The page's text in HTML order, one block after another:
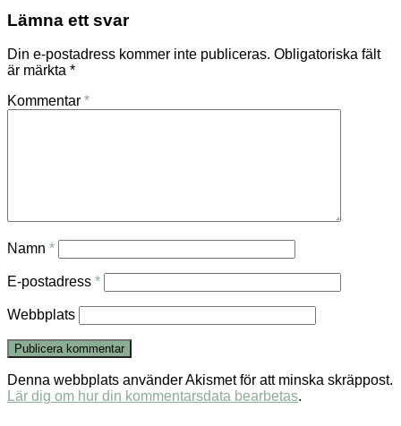
Lämna ett svar
Din e-postadress kommer inte publiceras. Obligatoriska fält
är märkta *
Kommentar *
Namn *
E-postadress *
Webbplats
Denna webbplats använder Akismet för att minska skräppost.
Lär dig om hur din kommentarsdata bearbetas.